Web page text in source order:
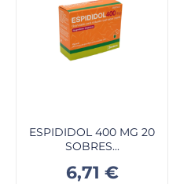
ESPIDIDOL 400 MG 20
SOBRES...
Precio
6,71 €